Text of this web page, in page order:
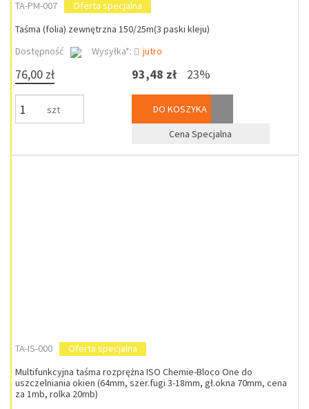
TA-PM-007
Oferta specjalna
Taśma (folia) zewnętrzna 150/25m(3 paski kleju)
Dostępność
Wysyłka*: jutro
76,00 zł
szt
93,48 zł 23%
DO KOSZYKA
Cena Specjalna
TA-IS-000
Oferta specjalna
Multifunkcyjna taśma rozprężna ISO Chemie-Bloco One do
uszczelniania okien (64mm, szer.fugi 3-18mm, gł.okna 70mm, cena
za 1mb, rolka 20mb)